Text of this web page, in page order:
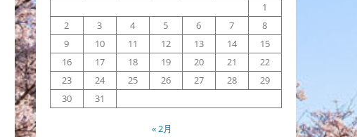
1
2
3 4 5 6 7
8
9
10 11 12 13 14
15
16
17 18 19 20 21
22
23
24 25 26 27 28
29
30
31
« 2月